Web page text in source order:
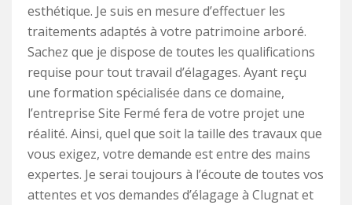
esthétique. Je suis en mesure d’effectuer les
traitements adaptés à votre patrimoine arboré.
Sachez que je dispose de toutes les qualifications
requise pour tout travail d’élagages. Ayant reçu
une formation spécialisée dans ce domaine,
l’entreprise Site Fermé fera de votre projet une
réalité. Ainsi, quel que soit la taille des travaux que
vous exigez, votre demande est entre des mains
expertes. Je serai toujours à l’écoute de toutes vos
attentes et vos demandes d’élagage à Clugnat et